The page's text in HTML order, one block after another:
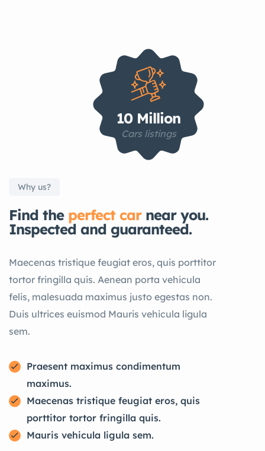
10 Million
Cars listings
Why us?
Find the perfect carnear you.
Inspected and guaranteed.
Maecenas tristique feugiat eros, quis porttitor
tortor fringilla quis. Aenean porta vehicula
felis, malesuada maximus justo egestas non.
Duis ultrices euismod Mauris vehicula ligula
sem.
Praesent maximus condimentum
maximus.
Maecenas tristique feugiat eros, quis
porttitor tortor fringilla quis.
Mauris vehicula ligula sem.